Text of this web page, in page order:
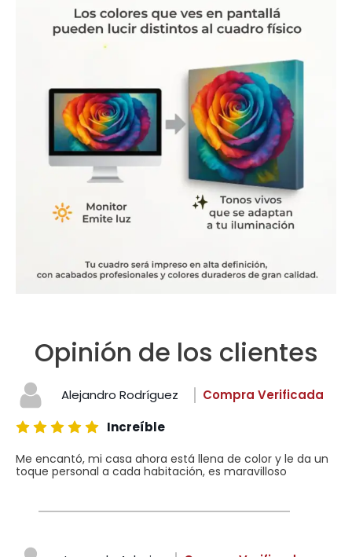
Opinión de los clientes
Alejandro Rodríguez
Compra Verificada
Increíble
Me encantó, mi casa ahora está llena de color y le da un
toque personal a cada habitación, es maravilloso